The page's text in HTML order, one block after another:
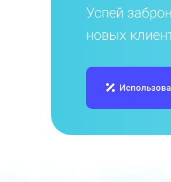
Успей
новых